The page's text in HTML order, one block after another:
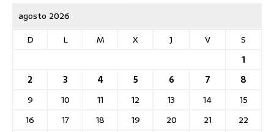
agosto 2026
D
L M X J V
S
1
2
3 4 5 6 7
8
9
10 11 12 13 14
15
16
17 18 19 20 21
22